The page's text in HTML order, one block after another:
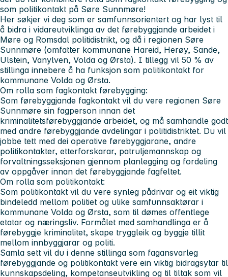
som politikontakt på Søre Sunnmøre!
Her søkjer vi deg som er samfunnsorientert og har lyst til
å bidra i vidareutviklinga av det førebyggjande arbeidet i
Møre og Romsdal politidistrikt, og då i regionen Søre
Sunnmøre (omfatter kommunane Hareid, Herøy, Sande,
Ulstein, Vanylven, Volda og Ørsta). I tillegg vil 50 % av
stillinga innebere å ha funksjon som politikontakt for
kommunane Volda og Ørsta.
Om rolla som fagkontakt førebygging:
Som førebyggjande fagkontakt vil du vere regionen Søre
Sunnmøre sin fagperson innan det
kriminalitetsførebyggjande arbeidet, og må samhandle godt
med andre førebyggjande avdelingar i politidistriktet. Du vil
jobbe tett med dei operative førebyggjarane, andre
politikontakter, etterforskarar, patruljemannskap og
forvaltningsseksjonen gjennom planlegging og fordeling
av oppgåver innan det førebyggjande fagfeltet.
Om rolla som politikontakt:
Som politikontakt vil du vere synleg pådrivar og eit viktig
bindeledd mellom politiet og ulike samfunnsaktørar i
kommunane Volda og Ørsta, som til dømes offentlege
etatar og næringsliv. Formålet med samhandlinga er å
førebyggje kriminalitet, skape tryggleik og byggje tillit
mellom innbyggjarar og politi.
Samla sett vil du i denne stillinga som fagansvarleg
førebyggjande og politikontakt vere ein viktig bidragsytar til
kunnskapsdeling, kompetanseutvikling og til tiltak som vil